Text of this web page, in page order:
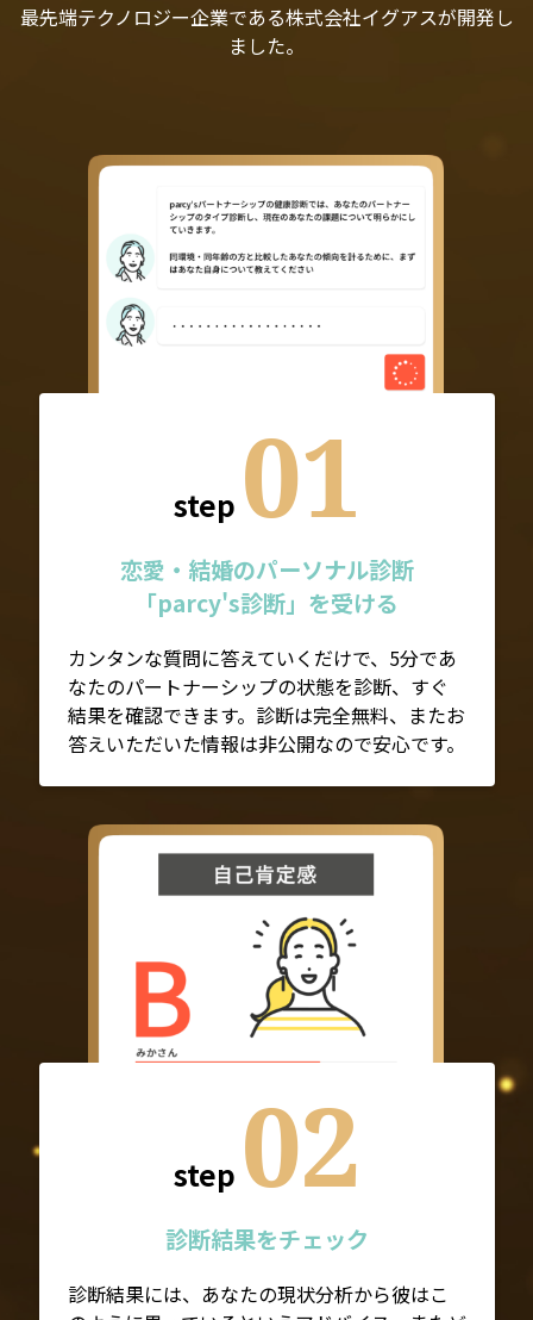
最先端テクノロジー企業である株式会社イグアスが開発し
ました。
step 01
恋愛・結婚のパーソナル診断
「parcy's診断」を受ける
カンタンな質問に答えていくだけで、5分であ
なたのパートナーシップの状態を診断、すぐ
結果を確認できます。診断は完全無料、またお
答えいただいた情報は非公開なので安心です。
step 02
診断結果をチェック
診断結果には、あなたの現状分析から彼はこ